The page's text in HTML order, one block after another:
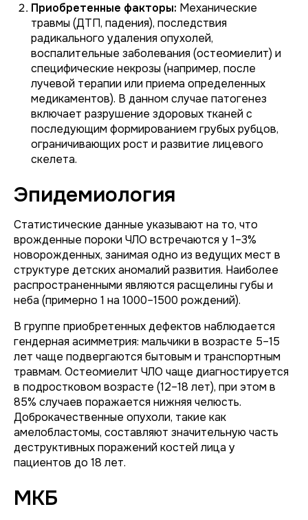
Приобретенные факторы: Механические
травмы (ДТП, падения), последствия
радикального удаления опухолей,
воспалительные заболевания (остеомиелит) и
специфические некрозы (например, после
лучевой терапии или приема определенных
медикаментов). В данном случае патогенез
включает разрушение здоровых тканей с
последующим формированием грубых рубцов,
ограничивающих рост и развитие лицевого
скелета.
Эпидемиология
Статистические данные указывают на то, что
врожденные пороки ЧЛО встречаются у 1–3%
новорожденных, занимая одно из ведущих мест в
структуре детских аномалий развития. Наиболее
распространенными являются расщелины губы и
неба (примерно 1 на 1000–1500 рождений).
В группе приобретенных дефектов наблюдается
гендерная асимметрия: мальчики в возрасте 5–15
лет чаще подвергаются бытовым и транспортным
травмам. Остеомиелит ЧЛО чаще диагностируется
в подростковом возрасте (12–18 лет), при этом в
85% случаев поражается нижняя челюсть.
Доброкачественные опухоли, такие как
амелобластомы, составляют значительную часть
деструктивных поражений костей лица у
пациентов до 18 лет.
МКБ